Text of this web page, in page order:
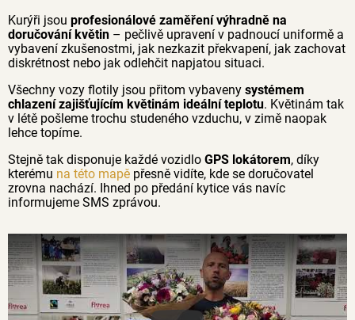
Kurýři jsou profesionálové zaměření výhradně na
doručování květin – pečlivě upravení v padnoucí uniformě a
vybavení zkušenostmi, jak nezkazit překvapení, jak zachovat
diskrétnost nebo jak odlehčit napjatou situaci.
Všechny vozy flotily jsou přitom vybaveny systémem
chlazení zajišťujícím květinám ideální teplotu. Květinám tak
v létě pošleme trochu studeného vzduchu, v zimě naopak
lehce topíme.
Stejně tak disponuje každé vozidlo GPS lokátorem, díky
kterému na této mapě přesně vidíte, kde se doručovatel
zrovna nachází. Ihned po předání kytice vás navíc
informujeme SMS zprávou.